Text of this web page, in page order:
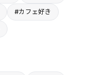
#カフェ好き